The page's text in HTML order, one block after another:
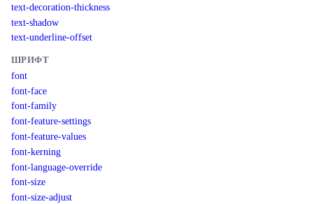
text-decoration-thickness
text-shadow
text-underline-offset
ШРИФТ
font
font-face
font-family
font-feature-settings
font-feature-values
font-kerning
font-language-override
font-size
font-size-adjust